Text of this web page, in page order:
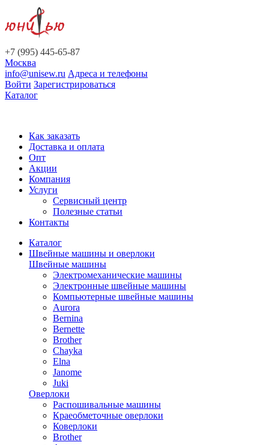
+7 (995) 445-65-87
Москва
info@unisew.ru Адреса и телефоны
Войти Зарегистрироваться
Каталог
Как заказать
Доставка и оплата
Опт
Акции
Компания
Услуги
Сервисный центр
Полезные статьи
Контакты
Каталог
Швейные машины и оверлоки
Швейные машины
Электромеханические машины
Электронные швейные машины
Компьютерные швейные машины
Aurora
Bernina
Bernette
Brother
Chayka
Elna
Janome
Juki
Оверлоки
Распошивальные машины
Краеобметочные оверлоки
Коверлоки
Brother